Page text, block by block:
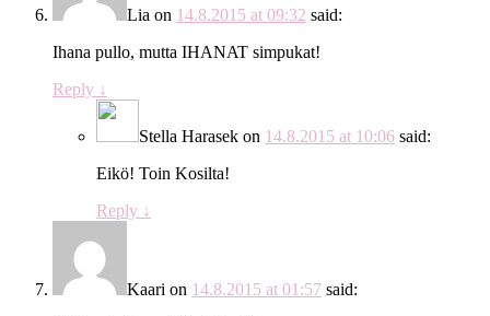
Lia on 14.8.2015 at 09:32 said:
Ihana pullo, mutta IHANAT simpukat!
Reply ↓
Stella Harasek on 14.8.2015 at 10:06 said:
Eikö! Toin Kosilta!
Reply ↓
Kaari on 14.8.2015 at 01:57 said: